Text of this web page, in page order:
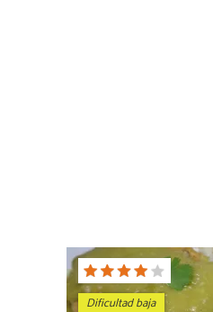
Dificultad baja